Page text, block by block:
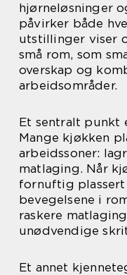
hjørneløsninger
påvirker både
utstillinger viser
små rom, som
overskap og
arbeidsområder.
Et sentralt punkt
Mange kjøkken
arbeidssoner:
matlaging. Når
fornuftig
bevegelsene i
raskere
unødvendige
Et annet